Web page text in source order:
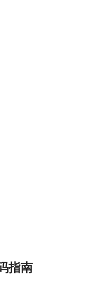
指南